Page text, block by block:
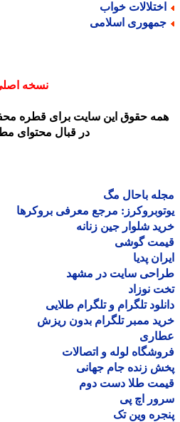
خواب
اسلامی
نسخه اصلی
حقوق این سایت برای قطره
در قبال محتوای
باحال مگ
مرجع معرفی بروکرها
شلوار جین زنانه
گوشی
پدیا
سایت در مشهد
نوزاد
تلگرام و تلگرام طلایی
ممبر تلگرام بدون ریزش
لوله و اتصالات
زنده جام جهانی
طلا دست دوم
اچ پی
وین تک